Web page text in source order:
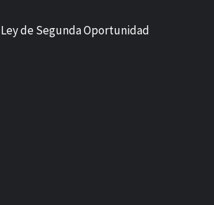
de Segunda Oportunidad